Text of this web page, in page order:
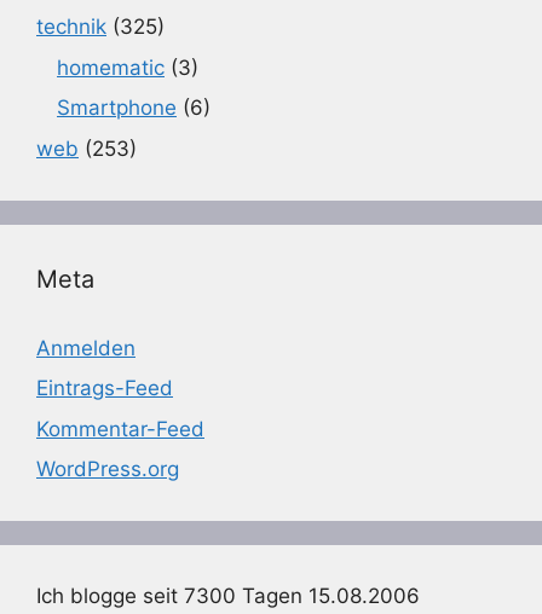
technik (325)
homematic (3)
Smartphone (6)
web (253)
Meta
Anmelden
Eintrags-Feed
Kommentar-Feed
WordPress.org
Ich blogge seit 7300 Tagen 15.08.2006